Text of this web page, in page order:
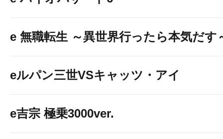
e 無職転生 ～異世界行ったら本気だす
eルパン三世VSキャッツ・アイ
e吉宗 極乗3000ver.